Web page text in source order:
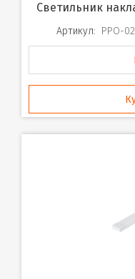
Светильник
Артикул: PPO-